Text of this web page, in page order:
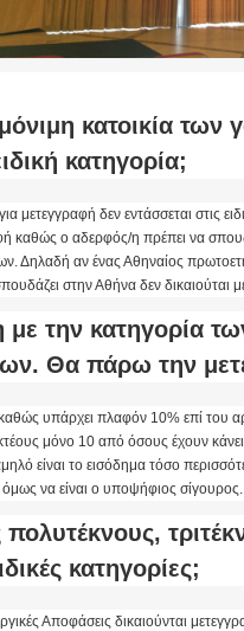
κατοικία των
κατηγορία;
δεν εντάσσεται στις
καθώς ο αδερφός/η πρέπει να
Δηλαδή αν ένας Αθηναίος
στην Αθήνα δεν δικαιούται
την κατηγορία
Θα πάρω την
καθώς υπάρχει πλαφόν 10% επί του
μόνο 10 από όσους έχουν
είναι το εισόδημα τόσο
να είναι ο υποψήφιος σίγουρος.
κατηγορίες;
Αποφάσεις δικαιούνται